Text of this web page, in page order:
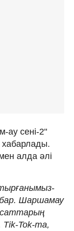
ау сені-2"
хабарлады.
алда әлі
бар. Шаршамау
Tok-та,